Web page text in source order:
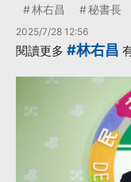
林右昌 秘書長
2025/7/28 12:56
閱讀更多 #林右昌